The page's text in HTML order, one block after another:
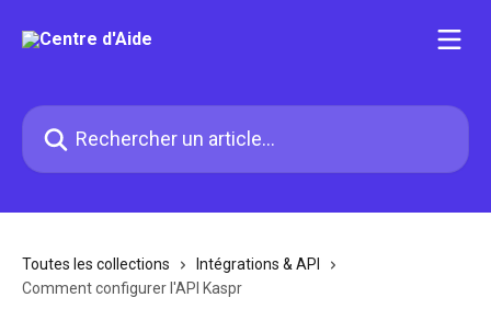
Rechercher un article...
Toutes les collections
Intégrations & API
Comment configurer l'API Kaspr